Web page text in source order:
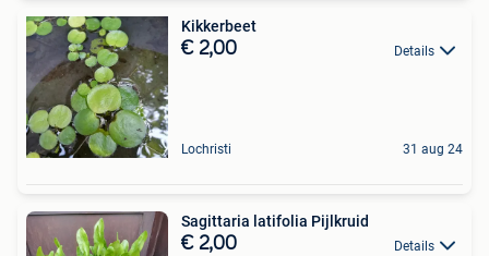
Kikkerbeet
€ 2,00 Details
Lochristi 31 aug 24
Sagittaria latifolia Pijlkruid
€ 2,00 Details